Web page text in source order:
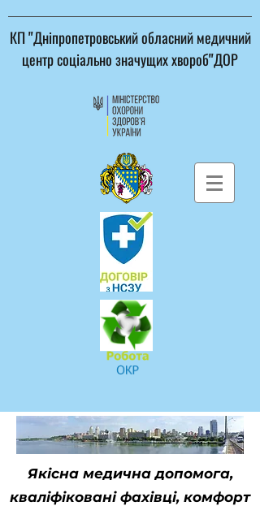
КП "Дніпропетровський обласний медичний
центр соціально значущих хвороб"ДОР
Якісна медична допомога,
кваліфіковані фахівці, комфорт